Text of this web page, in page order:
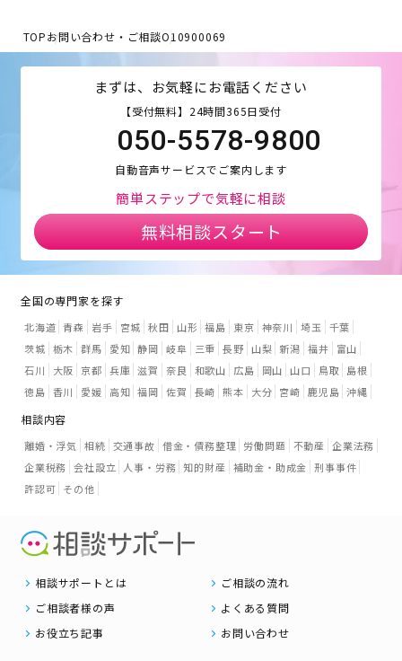
TOPお問い合わせ・ご相談O10900069
まずは、お気軽にお電話ください
【受付無料】24時間365日受付
050-5578-9800
自動音声サービスでご案内します
簡単ステップで気軽に相談
無料相談スタート
全国の専門家を探す
北海道 青森 岩手 宮城 秋田 山形 福島 東京 神奈川 埼玉
千葉
茨城 栃木 群馬 愛知 静岡 岐阜 三重 長野 山梨 新潟 福井
富山
石川
大阪 京都 兵庫 滋賀 奈良 和歌山 広島 岡山 山口 鳥取
島根
徳島 香川 愛媛 高知 福岡 佐賀 長崎 熊本 大分 宮崎 鹿児島 沖縄
相談内容
離婚・浮気 相続 交通事故 借金・債務整理 労働問題 不動産 企業法務
企業税務 会社設立 人事・労務 知的財産 補助金・助成金 刑事事件
許認可 その他
相談サポートとは
ご相談の流れ
ご相談者様の声
よくある質問
お役立ち記事
お問い合わせ